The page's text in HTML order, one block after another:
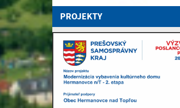
PROJEKTY